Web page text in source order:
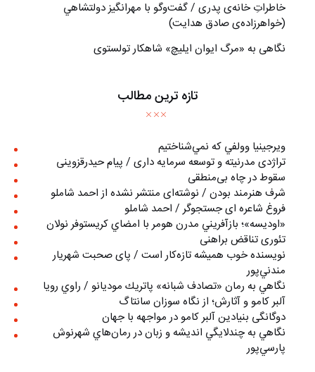
خاطراتِ خانه‌ی پدری / گفت‌وگو با مهرانگيز دولتشاهي
(خواهرزاده‌ی صادق هدايت)
نگاهی به «مرگ ايوان ايليچ» شاهکار تولستوی
تازه ترین مطالب
ويرجينيا وولفي كه نمي‌شناختيم
تراژدی مدرنیته و توسعه سرمایه داری / پیام حیدرقزوینی
سقوط در چاه بی‌منطقی
شرف هنرمند بودن / نوشته‌ای منتشر نشده از احمد شاملو
فروغ شاعره ای جستجوگر / احمد شاملو
«اوديسه»؛ بازآفريني مدرن هومر با امضاي كريستوفر نولان
تئوری تناقض براهنی
نويسنده خوب هميشه تازه‌كار است / پای صحبت شهريار
مندني‌پور
نگاهي به رمان «تصادف شبانه» پاتريك موديانو / راوي رويا
آلبر کامو و آثارش؛ از نگاه سوزان سانتاگ
دوگانگی بنیادین آلبر کامو در مواجهه با جهان
نگاهي به چندلايگي انديشه و زبان در رمان‌هاي شهرنوش
پارسي‌پور